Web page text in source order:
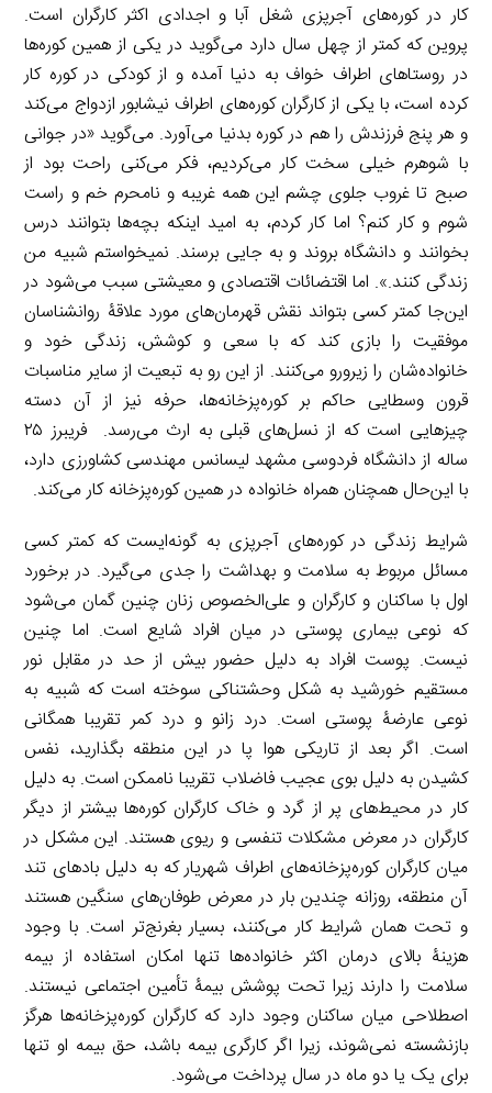
کار در کوره‌های آجرپزی شغل آبا و اجدادی اکثر کارگران است.
پروین که کمتر از چهل سال دارد می‌گوید در یکی از همین کوره‌ها
در روستاهای اطراف خواف به دنیا آمده و از کودکی در کوره کار
کرده است، با یکی از کارگران کوره‌های اطراف نیشابور ازدواج می‌کند
و هر پنج فرزندش را هم در کوره بدنیا می‌آورد. می‌گوید «در جوانی
با شوهرم خیلی سخت کار می‌کردیم، فکر می‌کنی راحت بود از
صبح تا غروب جلوی چشم این همه غریبه و نامحرم خم و راست
شوم و کار کنم؟ اما کار کردم، به امید اینکه بچه‌ها بتوانند درس
بخوانند و دانشگاه بروند و به جایی برسند. نمیخواستم شبیه من
زندگی کنند.». اما اقتضائات اقتصادی و معیشتی سبب می‌شود در
این‌جا کمتر کسی بتواند نقش قهرمان‌های مورد علاقۀ روانشناسان
موفقیت را بازی کند که با سعی و کوشش، زندگی خود و
خانواده‌شان را زیرورو می‌کنند. از این رو به تبعیت از سایر مناسبات
قرون وسطایی حاکم بر کوره‌پزخانه‌ها، حرفه نیز از آن دسته
چیزهایی است که از نسل‌های قبلی به ارث می‌رسد. فریبرز ۲۵
ساله از دانشگاه فردوسی مشهد لیسانس مهندسی کشاورزی دارد،
با این‌حال همچنان همراه خانواده در همین کوره‌پزخانه کار می‌کند.
شرایط زندگی در کوره‌های آجرپزی به گونه‌ایست که کمتر کسی
مسائل مربوط به سلامت و بهداشت را جدی می‌گیرد. در برخورد
اول با ساکنان و کارگران و علی‌الخصوص زنان چنین گمان می‌شود
که نوعی بیماری پوستی در میان افراد شایع است. اما چنین
نیست. پوست افراد به دلیل حضور بیش از حد در مقابل نور
مستقیم خورشید به شکل وحشتناکی سوخته است که شبیه به
نوعی عارضۀ پوستی است. درد زانو و درد کمر تقریبا همگانی
است. اگر بعد از تاریکی هوا پا در این منطقه بگذارید، نفس
کشیدن به دلیل بوی عجیب فاضلاب تقریبا ناممکن است. به دلیل
کار در محیط‌های پر از گرد و خاک کارگران کوره‌ها بیشتر از دیگر
کارگران در معرض مشکلات تنفسی و ریوی هستند. این مشکل در
میان کارگران کوره‌پزخانه‌های اطراف شهریار که به دلیل بادهای تند
آن منطقه، روزانه چندین بار در معرض طوفان‌های سنگین هستند
و تحت همان شرایط کار می‌کنند، بسیار بغرنج‌تر است. با وجود
هزینۀ بالای درمان اکثر خانواده‌ها تنها امکان استفاده از بیمه
سلامت را دارند زیرا تحت پوشش بیمۀ تأمین اجتماعی نیستند.
اصطلاحی میان ساکنان وجود دارد که کارگران کوره‌پزخانه‌ها هرگز
بازنشسته نمی‌شوند، زیرا اگر کارگری بیمه‌ باشد، حق بیمه او تنها
برای یک یا دو ماه در سال پرداخت می‌شود.